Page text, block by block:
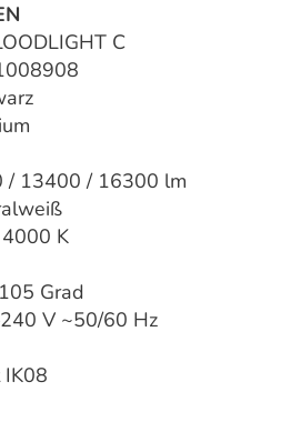
C
/ 13400 / 16300 lm
K
Grad
V ~50/60 Hz